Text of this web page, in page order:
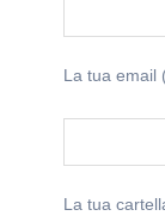
La tua email
La tua